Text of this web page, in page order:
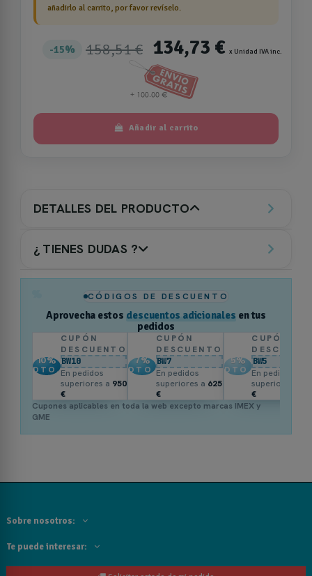
añadirlo al carrito, por favor revíselo.
15% 158,51 € 134,73 € x Unidad IVA inc.
Añadir al carrito
DETALLES DEL PRODUCTO
¿ TIENES DUDAS ?
CÓDIGOS DE DESCUENTO
Aprovecha estos descuentos adicionales en tus
pedidos
10%
DTO.
CUPÓN
DESCUENTO
BW10
En pedidos
superiores a 950
€
7%
DTO.
CUPÓN
DESCUENTO
BW7
En pedidos
superiores a 625
€
5%
DTO.
CUPÓN
BW5
En pedidos
superiores a
€
Cupones aplicables en toda la web excepto marcas IMEX y
GME
Sobre nosotros:
Te puede interesar: